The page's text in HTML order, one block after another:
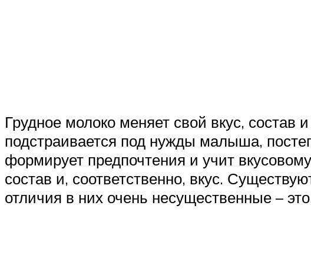
Грудное молоко меняет свой вкус,
подстраивается под нужды малыша,
формирует предпочтения и учит
состав и, соответственно, вкус.
отличия в них очень несущественные –